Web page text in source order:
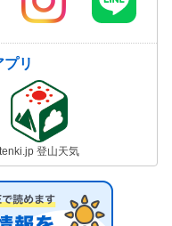
リ
tenki.jp 登山天気